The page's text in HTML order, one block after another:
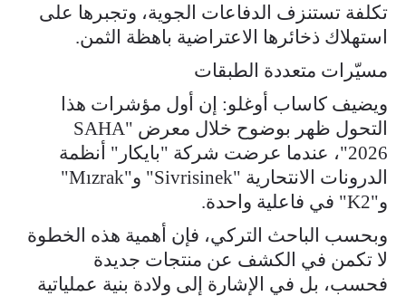
تكلفة تستنزف الدفاعات الجوية، وتجبرها على
استهلاك ذخائرها الاعتراضية باهظة الثمن.
مسيّرات متعددة الطبقات
ويضيف كاساب أوغلو: إن أول مؤشرات هذا
التحول ظهر بوضوح خلال معرض "SAHA
2026"، عندما عرضت شركة "بايكار" أنظمة
الدرونات الانتحارية "Sivrisinek" و"Mızrak"
و"K2" في فاعلية واحدة.
وبحسب الباحث التركي، فإن أهمية هذه الخطوة
لا تكمن في الكشف عن منتجات جديدة
فحسب، بل في الإشارة إلى ولادة بنية عملياتية